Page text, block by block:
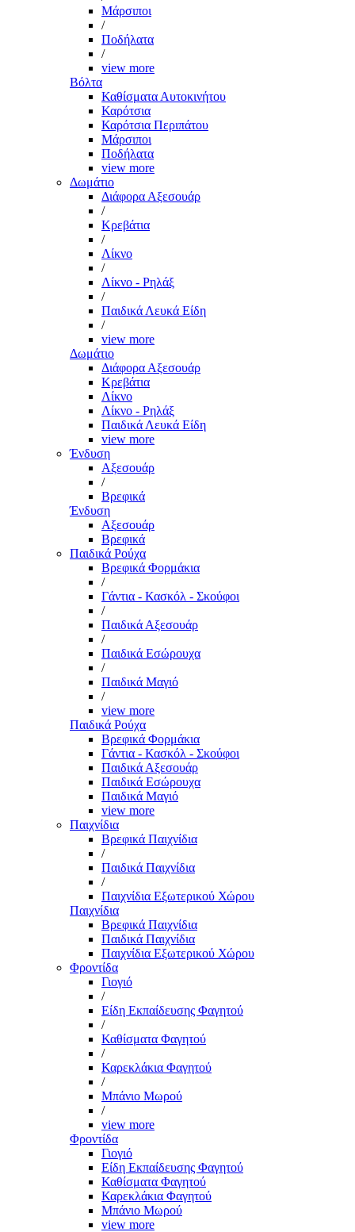
Μάρσιποι
/
Ποδήλατα
/
view more
Βόλτα
Καθίσματα Αυτοκινήτου
Καρότσια
Καρότσια Περιπάτου
Μάρσιποι
Ποδήλατα
view more
Δωμάτιο
Διάφορα Αξεσουάρ
/
Κρεβάτια
/
Λίκνο
/
Λίκνο - Ρηλάξ
/
Παιδικά Λευκά Είδη
/
view more
Δωμάτιο
Διάφορα Αξεσουάρ
Κρεβάτια
Λίκνο
Λίκνο - Ρηλάξ
Παιδικά Λευκά Είδη
view more
Ένδυση
Αξεσουάρ
/
Βρεφικά
Ένδυση
Αξεσουάρ
Βρεφικά
Παιδικά Ρούχα
Βρεφικά Φορμάκια
/
Γάντια - Κασκόλ - Σκούφοι
/
Παιδικά Αξεσουάρ
/
Παιδικά Εσώρουχα
/
Παιδικά Μαγιό
/
view more
Παιδικά Ρούχα
Βρεφικά Φορμάκια
Γάντια - Κασκόλ - Σκούφοι
Παιδικά Αξεσουάρ
Παιδικά Εσώρουχα
Παιδικά Μαγιό
view more
Παιχνίδια
Βρεφικά Παιχνίδια
/
Παιδικά Παιχνίδια
/
Παιχνίδια Εξωτερικού Χώρου
Παιχνίδια
Βρεφικά Παιχνίδια
Παιδικά Παιχνίδια
Παιχνίδια Εξωτερικού Χώρου
Φροντίδα
Γιογιό
/
Είδη Εκπαίδευσης Φαγητού
/
Καθίσματα Φαγητού
/
Καρεκλάκια Φαγητού
/
Μπάνιο Μωρού
/
view more
Φροντίδα
Γιογιό
Είδη Εκπαίδευσης Φαγητού
Καθίσματα Φαγητού
Καρεκλάκια Φαγητού
Μπάνιο Μωρού
view more